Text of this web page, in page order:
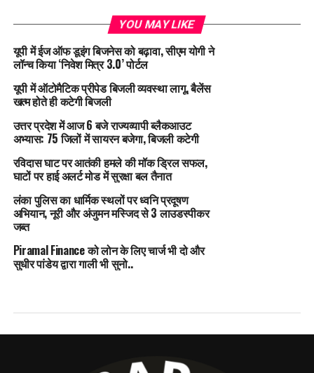
YOU MAY LIKE
यूपी में ईज ऑफ डूइंग बिजनेस को बढ़ावा, सीएम योगी ने
लॉन्च किया ‘निवेश मित्र 3.0’ पोर्टल
यूपी में ऑटोमैटिक प्रीपेड बिजली व्यवस्था लागू, बैलेंस
खत्म होते ही कटेगी बिजली
उत्तर प्रदेश में आज 6 बजे राज्यव्यापी ब्लैकआउट
अभ्यास: 75 जिलों में सायरन बजेगा, बिजली कटेगी
रविदास घाट पर आतंकी हमले की मॉक ड्रिल सफल,
घाटों पर हाई अलर्ट मोड में सुरक्षा बल तैनात
लंका पुलिस का धार्मिक स्थलों पर ध्वनि प्रदूषण
अभियान, नूरी और अंजुमन मस्जिद से 3 लाउडस्पीकर
जब्त
Piramal Finance को लोन के लिए चार्ज भी दो और
सुधीर पांडेय द्वारा गाली भी सुनो..